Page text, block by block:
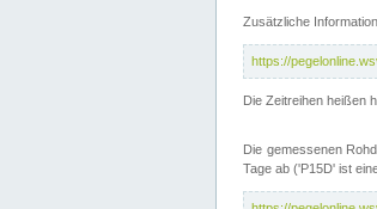
Zusätzliche
https://
Die Zeitreihen heißen
Die gemessenen
Tage ab ('P15D' ist